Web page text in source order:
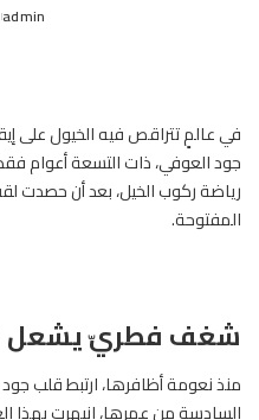
Posted
admin
في عالمٍ تتراقص فيه الخيول على
جود العوفي، ذات التسعة
رياضة ركوب الخيل، بعد أن حصدت
المفتوحة.
شغف فطريّ يشعل
منذ نعومة أظافرها، ارتبط قلب
السادسة من عمرها، انبهرت بهذا